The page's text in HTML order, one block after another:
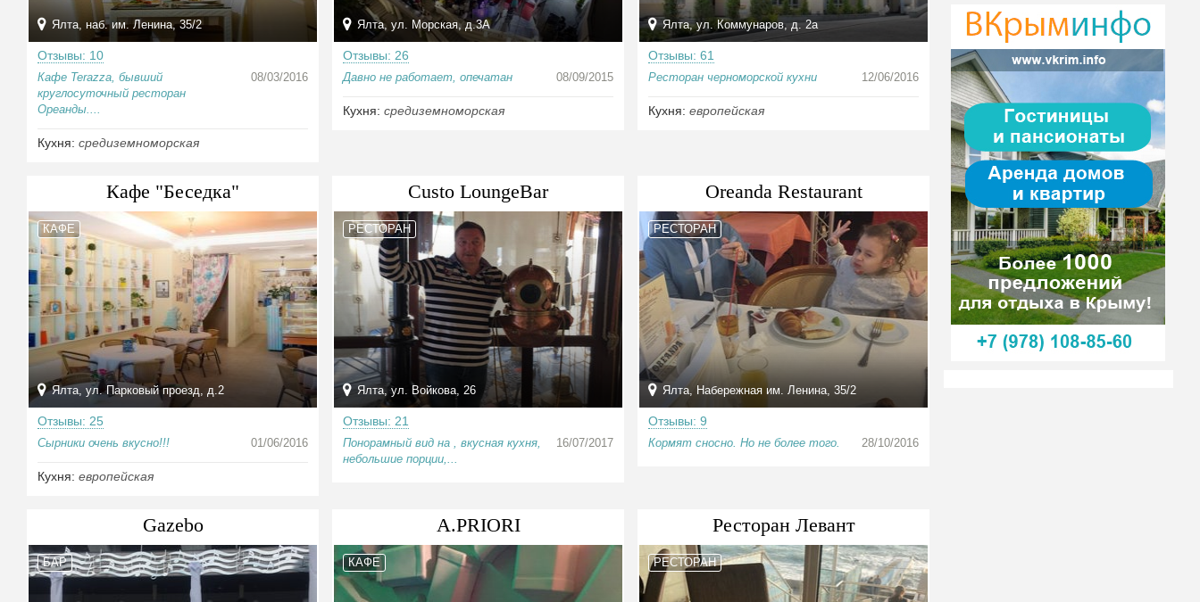
Ялта, наб. им. Ленина, 35/2
Отзывы: 10
Кафе Terazza, бывший
круглосуточный ресторан
Ореанды....
08/03/2016
Кухня: средиземноморская
Ялта, ул. Морская, д.3А
Отзывы: 26
Давно не работает, опечатан 08/09/2015
Кухня:средиземноморская
Ялта, ул. Коммунаров, д. 2а
Отзывы: 61
Ресторан черноморской кухни 12/06/2016
Кухня:европейская
Кафе "Беседка"
КАФЕ
Ялта, ул. Парковый проезд, д.2
Отзывы: 25
Сырники очень вкусно!!! 01/06/2016
Кухня: европейская
Custo LoungeBar
РЕСТОРАН
Ялта, ул. Войкова, 26
Отзывы: 21
Понорамный вид на , вкусная кухня,
небольшие порции,...
16/07/2017
Oreanda Restaurant
РЕСТОРАН
Ялта, Набережная им. Ленина, 35/2
Отзывы: 9
Кормят сносно. Но не более того. 28/10/2016
Gazebo
БАР
A.PRIORI
КАФЕ
Ресторан Левант
РЕСТОРАН